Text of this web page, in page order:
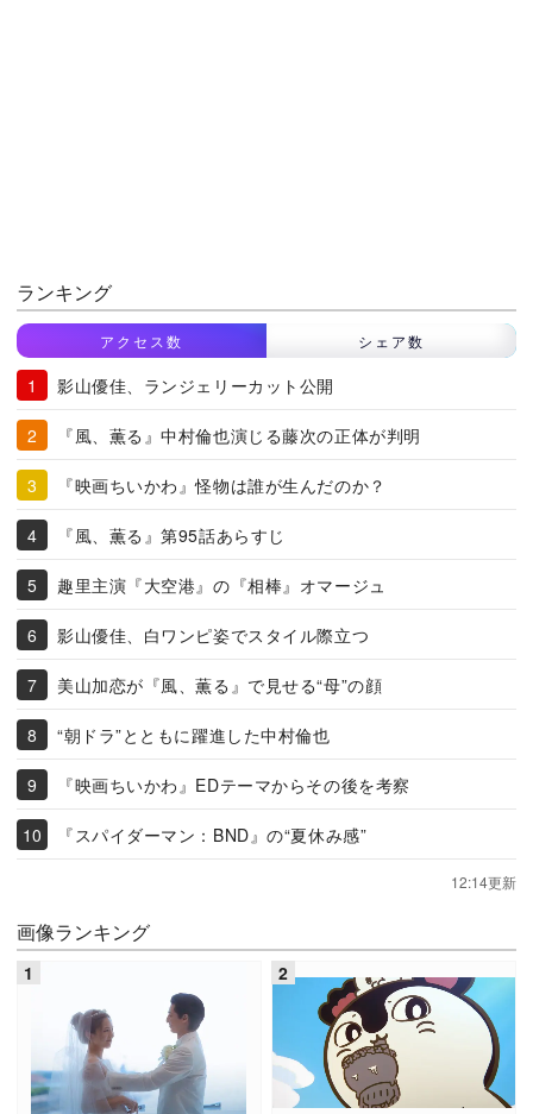
ランキング
アクセス数 シェア数
影山優佳、ランジェリーカット公開
『風、薫る』中村倫也演じる藤次の正体が判明
『映画ちいかわ』怪物は誰が生んだのか？
『風、薫る』第95話あらすじ
趣里主演『大空港』の『相棒』オマージュ
影山優佳、白ワンピ姿でスタイル際立つ
美山加恋が『風、薫る』で見せる“母”の顔
“朝ドラ”とともに躍進した中村倫也
『映画ちいかわ』EDテーマからその後を考察
『スパイダーマン：BND』の“夏休み感”
12:14更新
画像ランキング